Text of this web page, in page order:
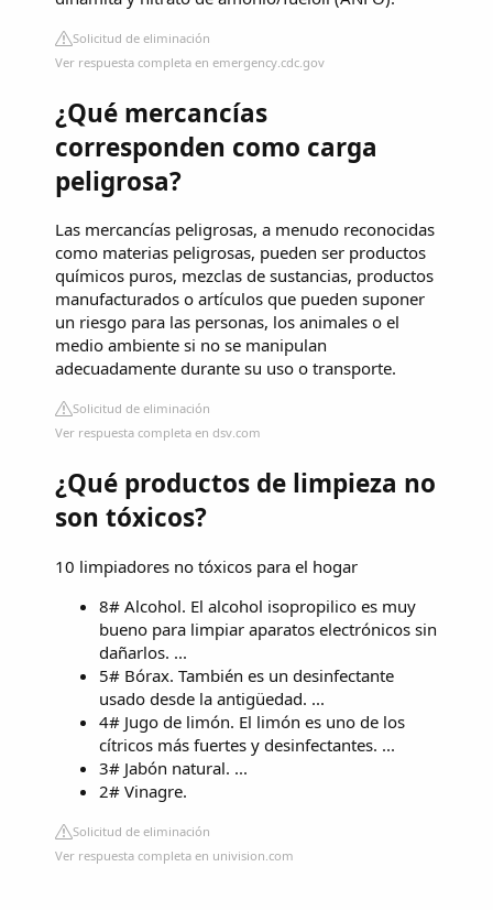
Solicitud de eliminación
Ver respuesta completa en emergency.cdc.gov
¿Qué mercancías
corresponden como carga
peligrosa?
Las mercancías peligrosas, a menudo reconocidas
como materias peligrosas, pueden ser productos
químicos puros, mezclas de sustancias, productos
manufacturados o artículos que pueden suponer
un riesgo para las personas, los animales o el
medio ambiente si no se manipulan
adecuadamente durante su uso o transporte.
Solicitud de eliminación
Ver respuesta completa en dsv.com
¿Qué productos de limpieza no
son tóxicos?
10 limpiadores no tóxicos para el hogar
8# Alcohol. El alcohol isopropilico es muy
bueno para limpiar aparatos electrónicos sin
dañarlos. ...
5# Bórax. También es un desinfectante
usado desde la antigüedad. ...
4# Jugo de limón. El limón es uno de los
cítricos más fuertes y desinfectantes. ...
3# Jabón natural. ...
2# Vinagre.
Solicitud de eliminación
Ver respuesta completa en univision.com